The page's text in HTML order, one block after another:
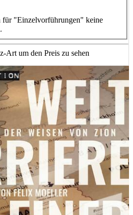
Art um den Preis zu sehen